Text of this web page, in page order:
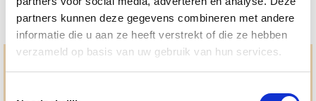
partners kunnen deze gegevens combineren met andere
informatie die u aan ze heeft verstrekt of die ze hebben
verzameld op basis van uw gebruik van hun services.
Jouw paard gezond houden en krijgen. Dat is waar we het